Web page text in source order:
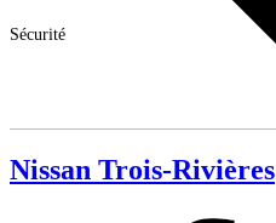
Sécurité
Nissan Trois-Rivières